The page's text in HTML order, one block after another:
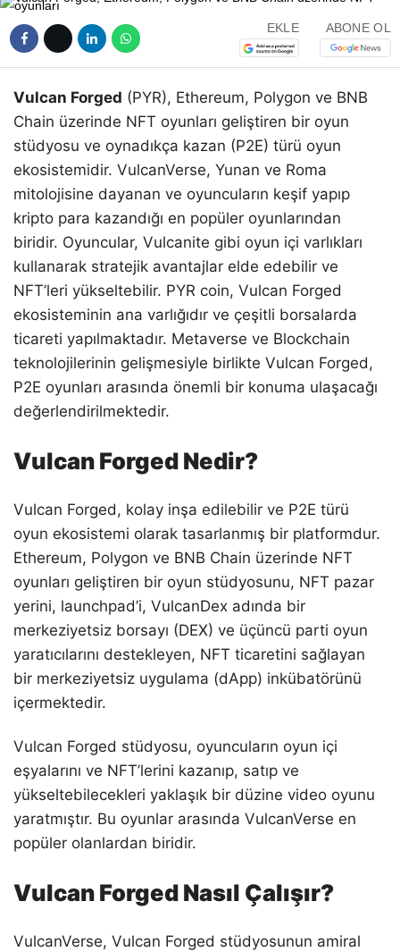
EKLE ABONE OL
Vulcan Forged (PYR), Ethereum, Polygon ve BNB
Chain üzerinde NFT oyunları geliştiren bir oyun
stüdyosu ve oynadıkça kazan (P2E) türü oyun
ekosistemidir. VulcanVerse, Yunan ve Roma
mitolojisine dayanan ve oyuncuların keşif yapıp
kripto para kazandığı en popüler oyunlarından
biridir. Oyuncular, Vulcanite gibi oyun içi varlıkları
kullanarak stratejik avantajlar elde edebilir ve
NFT’leri yükseltebilir. PYR coin, Vulcan Forged
ekosisteminin ana varlığıdır ve çeşitli borsalarda
ticareti yapılmaktadır. Metaverse ve Blockchain
teknolojilerinin gelişmesiyle birlikte Vulcan Forged,
P2E oyunları arasında önemli bir konuma ulaşacağı
değerlendirilmektedir.
Vulcan Forged Nedir?
Vulcan Forged, kolay inşa edilebilir ve P2E türü
oyun ekosistemi olarak tasarlanmış bir platformdur.
Ethereum, Polygon ve BNB Chain üzerinde NFT
oyunları geliştiren bir oyun stüdyosunu, NFT pazar
yerini, launchpad’i, VulcanDex adında bir
merkeziyetsiz borsayı (DEX) ve üçüncü parti oyun
yaratıcılarını destekleyen, NFT ticaretini sağlayan
bir merkeziyetsiz uygulama (dApp) inkübatörünü
içermektedir.
Vulcan Forged stüdyosu, oyuncuların oyun içi
eşyalarını ve NFT’lerini kazanıp, satıp ve
yükseltebilecekleri yaklaşık bir düzine video oyunu
yaratmıştır. Bu oyunlar arasında VulcanVerse en
popüler olanlardan biridir.
Vulcan Forged Nasıl Çalışır?
VulcanVerse, Vulcan Forged stüdyosunun amiral